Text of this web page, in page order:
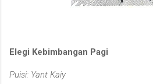
Elegi Kebimbangan Pagi
Puisi: Yant Kaiy